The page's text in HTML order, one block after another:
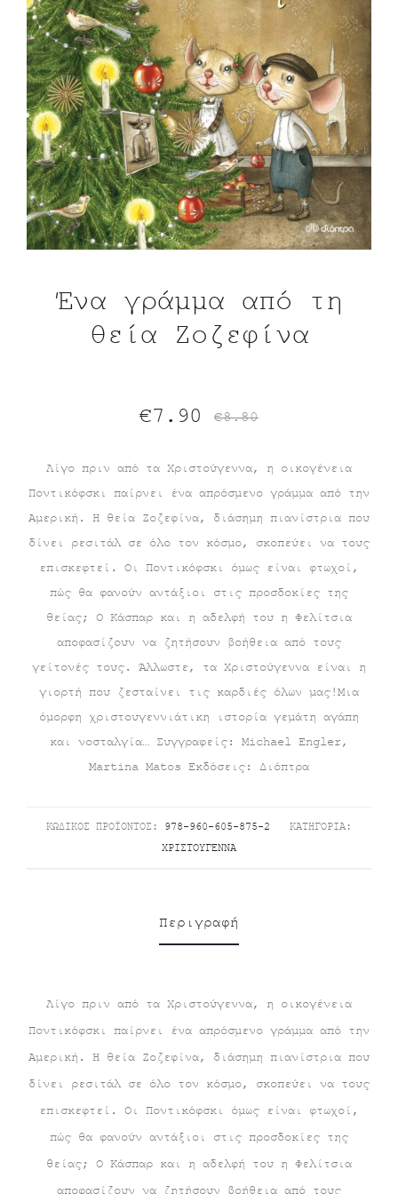
Ένα γράμμα από τη
θεία Ζοζεφίνα
Λίγο πριν από τα Χριστούγεννα, η οικογένεια
Ποντικόφσκι παίρνει ένα απρόσμενο γράμμα από την
Αμερική. Η θεία Ζοζεφίνα, διάσημη πιανίστρια που
δίνει ρεσιτάλ σε όλο τον κόσμο, σκοπεύει να τους
επισκεφτεί. Οι Ποντικόφσκι όμως είναι φτωχοί,
πώς θα φανούν αντάξιοι στις προσδοκίες της
θείας; Ο Κάσπαρ και η αδελφή του η Φελίτσια
αποφασίζουν να ζητήσουν βοήθεια από τους
γείτονές τους. Άλλωστε, τα Χριστούγεννα είναι η
γιορτή που ζεσταίνει τις καρδιές όλων μας!Μια
όμορφη χριστουγεννιάτικη ιστορία γεμάτη αγάπη
και νοσταλγία… Συγγραφείς: Michael Engler,
Martina Matos Εκδόσεις: Διόπτρα
€8.80
Original
was:
€8.80.
€7.90
Η
τρέχουσα
τιμή
είναι:
€7.90.
ΚΩΔΙΚΌΣ ΠΡΟΪΌΝΤΟΣ: 978-960-605-875-2
ΚΑΤΗΓΟΡΊΑ:
ΧΡΙΣΤΟΎΓΕΝΝΑ
Περιγραφή
Λίγο πριν από τα Χριστούγεννα, η οικογένεια
Ποντικόφσκι παίρνει ένα απρόσμενο γράμμα από την
Αμερική. Η θεία Ζοζεφίνα, διάσημη πιανίστρια που
δίνει ρεσιτάλ σε όλο τον κόσμο, σκοπεύει να τους
επισκεφτεί. Οι Ποντικόφσκι όμως είναι φτωχοί,
πώς θα φανούν αντάξιοι στις προσδοκίες της
θείας; Ο Κάσπαρ και η αδελφή του η Φελίτσια
αποφασίζουν να ζητήσουν βοήθεια από τους